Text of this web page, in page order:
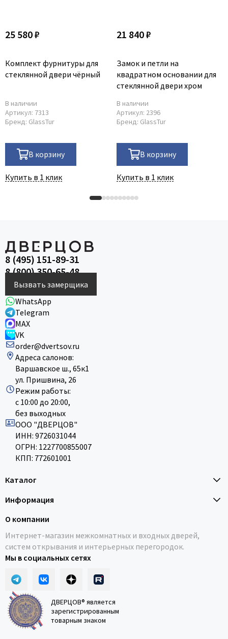
25 580 ₽
Комплект фурнитуры для
стеклянной двери чёрный
В наличии
Артикул: 7313
Бренд: GlassTur
В корзину
Купить в 1 клик
21 840 ₽
Замок и петли на
квадратном основании для
стеклянной двери хром
В наличии
Артикул: 2396
Бренд: GlassTur
В корзину
Купить в 1 клик
8 (495) 151-89-31
8 (800) 350-65-48
Вызвать замерщика
WhatsApp
Telegram
MAX
VK
order@dvertsov.ru
Адреса салонов:
Варшавское ш., 65к1
ул. Пришвина, 26
Режим работы:
с 10:00 до 20:00,
без выходных
ООО "ДВЕРЦОВ"
ИНН: 9726031044
ОГРН: 1227700855007
КПП: 772601001
Каталог
Информация
О компании
Интернет-магазин межкомнатных и входных дверей,
систем открывания и интерьерных перегородок.
Мы в социальных сетях
ДВЕРЦОВ® является
зарегистрированным
товарным знаком